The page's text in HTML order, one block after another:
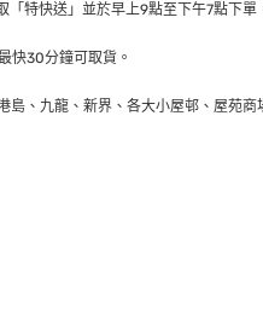
特快送」並於早上9點至下午7點下單
快30分鐘可取貨。
、九龍、新界、各大小屋邨、屋苑商